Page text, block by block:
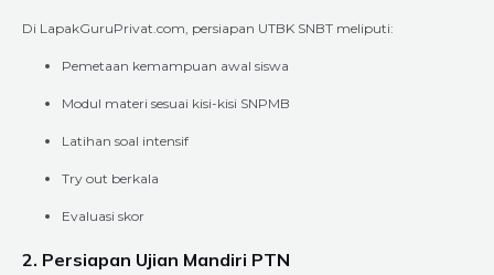
Di LapakGuruPrivat.com, persiapan UTBK SNBT meliputi:
Pemetaan kemampuan awal siswa
Modul materi sesuai kisi-kisi SNPMB
Latihan soal intensif
Try out berkala
Evaluasi skor
2. Persiapan Ujian Mandiri PTN